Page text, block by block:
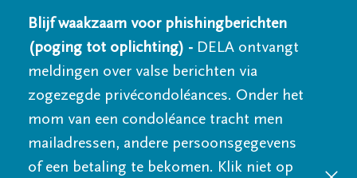
Blijf waakzaam voor phishingberichten
(poging tot oplichting) - DELA ontvangt
meldingen over valse berichten via
zogezegde privécondoléances. Onder het
mom van een condoléance tracht men
mailadressen, andere persoonsgegevens
of een betaling te bekomen. Klik niet op